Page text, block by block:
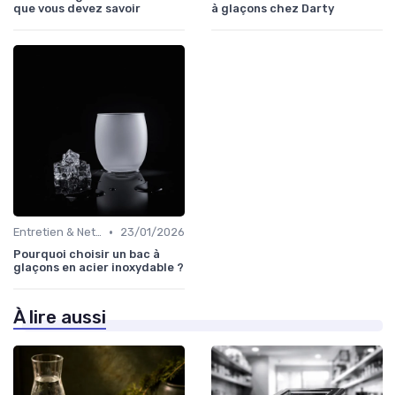
que vous devez savoir
à glaçons chez Darty
Entretien & Nettoyage •
23/01/2026
Pourquoi choisir un bac à
glaçons en acier inoxydable ?
À lire aussi